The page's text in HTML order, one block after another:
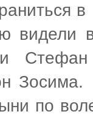
видели
Зосима.
по